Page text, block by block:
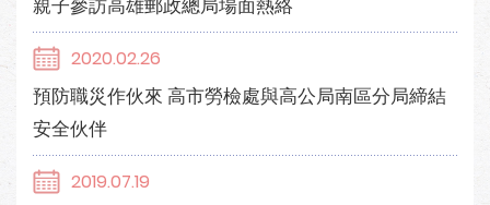
親子參訪高雄郵政總局場面熱絡
2020.02.26
預防職災作伙來 高市勞檢處與高公局南區分局締結
安全伙伴
2019.07.19